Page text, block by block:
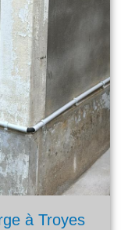
à Troyes